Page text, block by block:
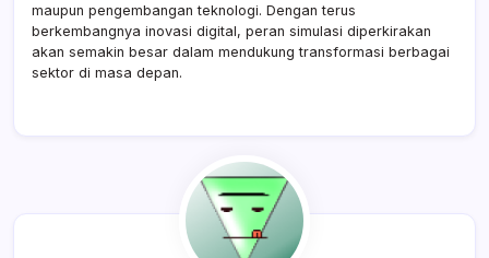
maupun pengembangan teknologi. Dengan terus
berkembangnya inovasi digital, peran simulasi diperkirakan
akan semakin besar dalam mendukung transformasi berbagai
sektor di masa depan.